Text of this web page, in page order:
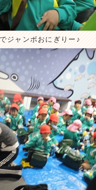
ジャンボおにぎりー♪